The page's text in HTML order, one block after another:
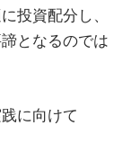
投資配分し、
となるのでは
に向けて